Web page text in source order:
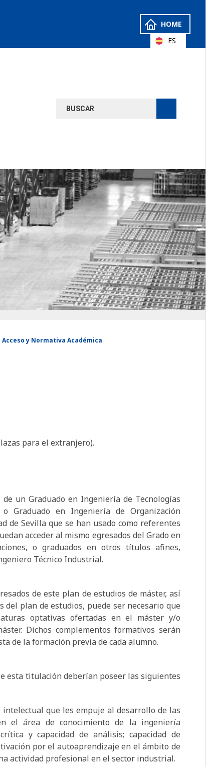
HOME
Acceso y Normativa Académica
para el extranjero).
un Graduado en Ingeniería de Tecnologías
Graduado en Ingeniería de Organización
Sevilla que se han usado como referentes
acceder al mismo egresados del Grado en
o graduados en otros títulos afines,
Técnico Industrial.
de este plan de estudios de máster, así
plan de estudios, puede ser necesario que
optativas ofertadas en el máster y/o
Dichos complementos formativos serán
de la formación previa de cada alumno.
esta titulación deberían poseer las siguientes
que les empuje al desarrollo de las
el área de conocimiento de la ingeniería
y capacidad de análisis; capacidad de
por el autoaprendizaje en el ámbito de
actividad profesional en el sector industrial.
ES